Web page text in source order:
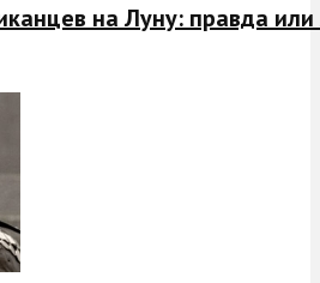
на Луну: правда